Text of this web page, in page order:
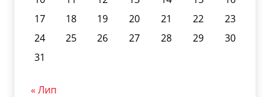
17
18 19 20 21 22
23
24
25 26 27 28 29
30
31
« Лип